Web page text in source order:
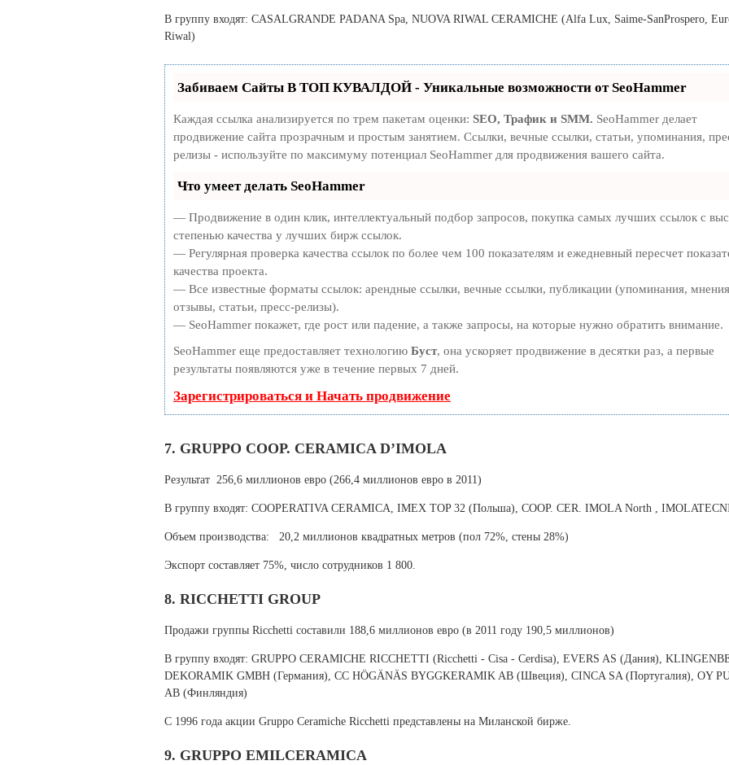
В группу входят: CASALGRANDE PADANA Spa, NUOVA RIWAL CERAMICHE (Alfa Lux, Saime-SanProspero,
Riwal)
Забиваем Сайты В ТОП КУВАЛДОЙ - Уникальные возможности от SeoHammer
Каждая ссылка анализируется по трем пакетам оценки: SEO, Трафик и SMM. SeoHammer делает
продвижение сайта прозрачным и простым занятием. Ссылки, вечные ссылки, статьи, упоминания,
релизы - используйте по максимуму потенциал SeoHammer для продвижения вашего сайта.
Что умеет делать SeoHammer
— Продвижение в один клик, интеллектуальный подбор запросов, покупка самых лучших ссылок с
степенью качества у лучших бирж ссылок.
— Регулярная проверка качества ссылок по более чем 100 показателям и ежедневный пересчет
качества проекта.
— Все известные форматы ссылок: арендные ссылки, вечные ссылки, публикации (упоминания,
отзывы, статьи, пресс-релизы).
— SeoHammer покажет, где рост или падение, а также запросы, на которые нужно обратить внимание.
SeoHammer еще предоставляет технологию Буст, она ускоряет продвижение в десятки раз, а первые
результаты появляются уже в течение первых 7 дней.
Зарегистрироваться и Начать продвижение
7. GRUPPO COOP. CERAMICA D’IMOLA
Результат 256,6 миллионов евро (266,4 миллионов евро в 2011)
В группу входят: COOPERATIVA CERAMICA, IMEX TOP 32 (Польша), COOP. CER. IMOLA North ,
Объем производства: 20,2 миллионов квадратных метров (пол 72%, стены 28%)
Экспорт составляет 75%, число сотрудников 1 800.
8. RICCHETTI GROUP
Продажи группы Ricchetti составили 188,6 миллионов евро (в 2011 году 190,5 миллионов)
В группу входят: GRUPPO CERAMICHE RICCHETTI (Ricchetti - Cisa - Cerdisa), EVERS AS (Дания),
DEKORAMIK GMBH (Германия), CC HÖGÄNÄS BYGGKERAMIK AB (Швеция), CINCA SA (Португалия), OY
AB (Финляндия)
С 1996 года акции Gruppo Ceramiche Ricchetti представлены на Миланской бирже.
9. GRUPPO EMILCERAMICA